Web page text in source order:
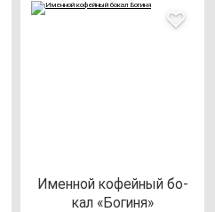
Имен­ной ко­фей­ный бо­
кал «Боги­ня»